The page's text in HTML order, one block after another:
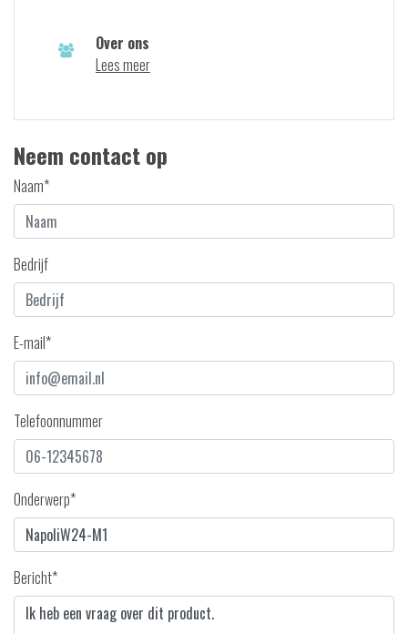
Over ons
Lees meer
Neem contact op
Naam*
Bedrijf
E-mail*
Telefoonnummer
Onderwerp*
Bericht*